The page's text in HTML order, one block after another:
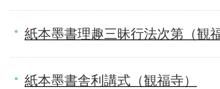
紙本墨書理趣三昧行法次第（観
紙本墨書舎利講式（観福寺）